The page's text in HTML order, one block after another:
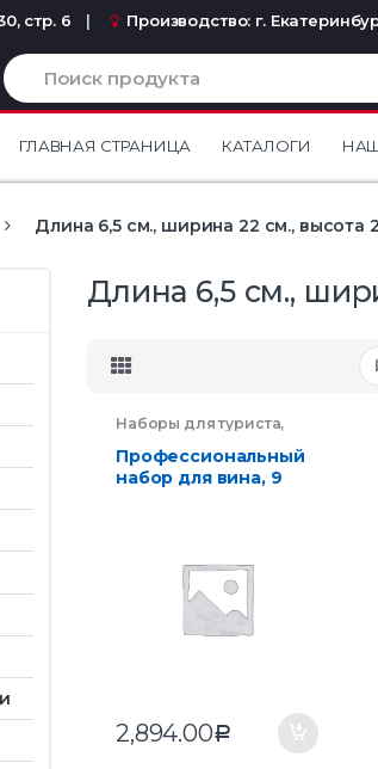
стр. 6 Производство: г.
И
с
к
ГЛАВНАЯ СТРАНИЦА КАТАЛОГИ
Длина 6,5 см., ширина 22 см., высота
Длина 6,5 см.,
Наборы для туриста,
Отдых
Портфели и
сумки,Сумки
Профессиональный
набор для вина, 9
2,894.00Р